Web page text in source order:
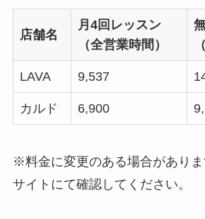
店舗名
月4回レッスン
（全営業時間）
LAVA 9,537
カルド 6,900
※料金に変更のある場合があり
サイトにて確認してください。